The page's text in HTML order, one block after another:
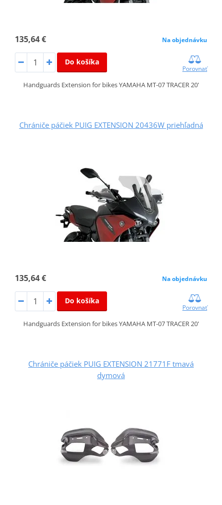
135,64 € Na objednávku
Do košíka
Porovnať
Handguards Extension for bikes YAMAHA MT-07 TRACER 20'
Chrániče páčiek PUIG EXTENSION 20436W priehľadná
135,64 € Na objednávku
Do košíka
Porovnať
Handguards Extension for bikes YAMAHA MT-07 TRACER 20'
Chrániče páčiek PUIG EXTENSION 21771F tmavá
dymová